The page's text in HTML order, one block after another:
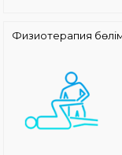
Физиотерапия